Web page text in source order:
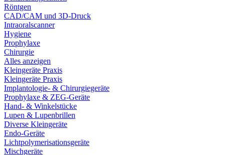
Röntgen
CAD/CAM und 3D-Druck
Intraoralscanner
Hygiene
Prophylaxe
Chirurgie
Alles anzeigen
Kleingeräte Praxis
Kleingeräte Praxis
Implantologie- & Chirurgiegeräte
Prophylaxe & ZEG-Geräte
Hand- & Winkelstücke
Lupen & Lupenbrillen
Diverse Kleingeräte
Endo-Geräte
Lichtpolymerisationsgeräte
Mischgeräte